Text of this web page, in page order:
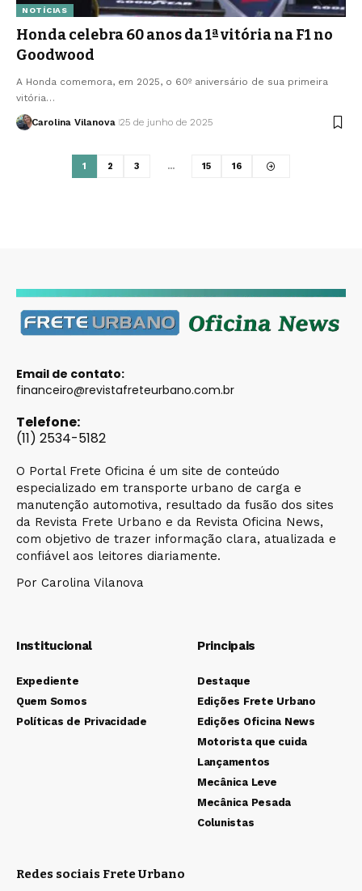
NOTÍCIAS
Honda celebra 60 anos da 1ª vitória na F1 no
Goodwood
A Honda comemora, em 2025, o 60º aniversário de sua primeira
vitória…
Carolina Vilanova 25 de junho de 2025
1 2 3 … 15 16
Email de contato:
financeiro@revistafreteurbano.com.br
Telefone:
(11) 2534-5182
O Portal Frete Oficina é um site de conteúdo
especializado em transporte urbano de carga e
manutenção automotiva, resultado da fusão dos sites
da Revista Frete Urbano e da Revista Oficina News,
com objetivo de trazer informação clara, atualizada e
confiável aos leitores diariamente.
Por Carolina Vilanova
Institucional
Expediente
Quem Somos
Políticas de Privacidade
Principais
Destaque
Edições Frete Urbano
Edições Oficina News
Motorista que cuida
Lançamentos
Mecânica Leve
Mecânica Pesada
Colunistas
Redes sociais Frete Urbano